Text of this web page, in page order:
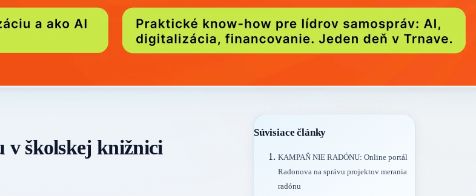
v školskej knižnici
Súvisiace články
KAMPAŇ NIE RADÓNU: Online portál
Radonova na správu projektov merania
radónu